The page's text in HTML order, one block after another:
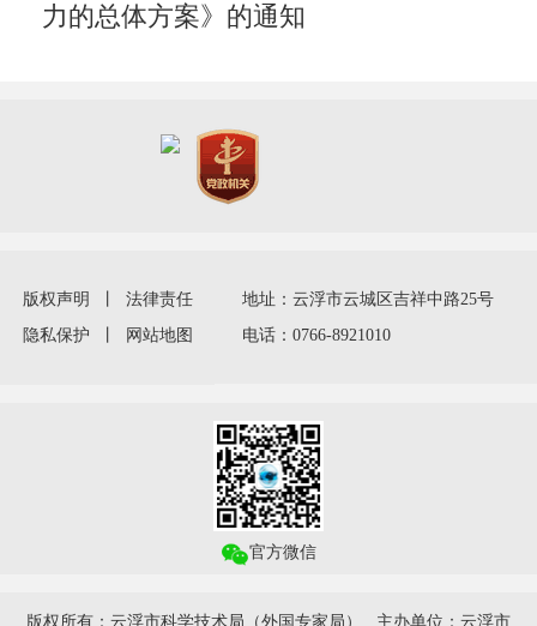
力的总体方案》的通知
版权声明
法律责任
隐私保护
网站地图
地址：云浮市云城区吉祥中路25号
电话：0766-8921010
官方微信
版权所有：云浮市科学技术局（外国专家局） 主办单位：云浮市